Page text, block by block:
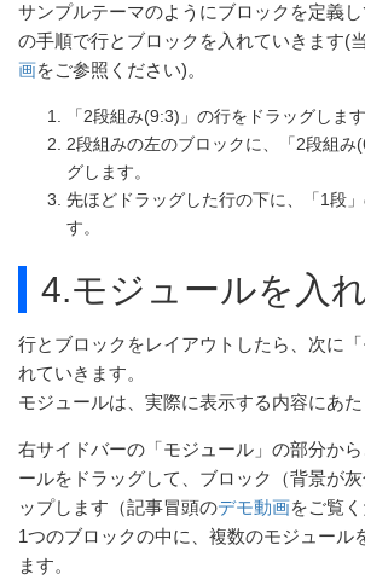
サンプルテーマのようにブロックを定義
の手順で行とブロックを入れていきます(
画をご参照ください)。
「2段組み(9:3)」の行をドラッグします
2段組みの左のブロックに、「2段組み
グします。
先ほどドラッグした行の下に、「1段
す。
4.モジュールを入
行とブロックをレイアウトしたら、次に
れていきます。
モジュールは、実際に表示する内容にあた
右サイドバーの「モジュール」の部分か
ールをドラッグして、ブロック（背景が
ップします（記事冒頭のデモ動画をご覧く
1つのブロックの中に、複数のモジュール
ます。